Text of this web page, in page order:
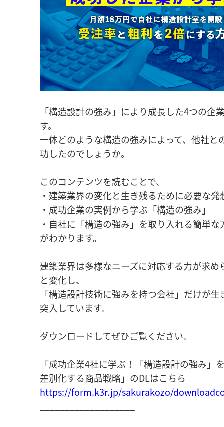
「構造設計の強み」により成長した4つの企
す。
一体どのような構造の強みによって、他社と
功したのでしょうか。
このコンテンツを読むことで、
・建築業界の変化と生き残るために必要な発
・成功企業の実例から学ぶ「構造の強み」
・自社に「構造の強み」を取り入れる簡単な
がわかります。
建築業界は多様なニーズに対応する力が求め
と変化し、
「構造設計技術に強みを持つ会社」だけが
突入しています。
ダウンロードしてぜひご覧ください。
「成功企業4社に学ぶ！「構造設計の強み」
差別化する商品戦略」のDLはこちら
https://form.k3r.jp/sakurakozo/